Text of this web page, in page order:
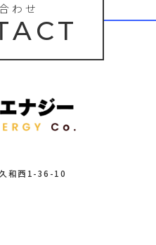
わせ
和西1-36-10